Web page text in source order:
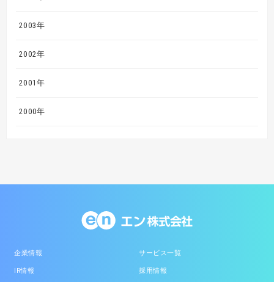
2003年
2002年
2001年
2000年
企業情報 サービス一覧
IR情報 採用情報